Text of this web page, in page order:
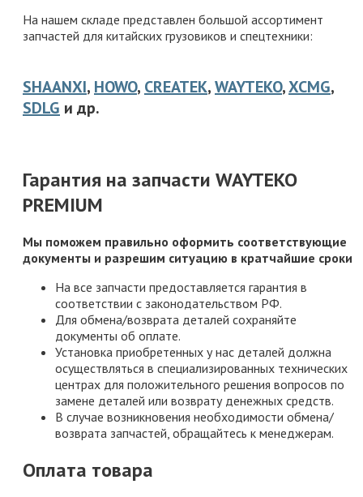
На нашем складе представлен большой ассортимент
запчастей для китайских грузовиков и спецтехники:
SHAANXI, HOWO, CREATEK,WAYTEKO,XCMG,
SDLG и др.
Гарантия на запчасти WAYTEKO
PREMIUM
Мы поможем правильно оформить соответствующие
документы и разрешим ситуацию в кратчайшие сроки
На все запчасти предоставляется гарантия в
соответствии с законодательством РФ.
Для обмена/возврата деталей сохраняйте
документы об оплате.
Установка приобретенных у нас деталей должна
осуществляться в специализированных технических
центрах для положительного решения вопросов по
замене деталей или возврату денежных средств.
В случае возникновения необходимости обмена/
возврата запчастей, обращайтесь к менеджерам.
Оплата товара